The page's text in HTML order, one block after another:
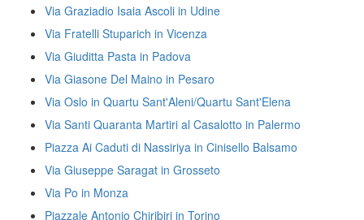
Via Graziadio Isaia Ascoli in Udine
Via Fratelli Stuparich in Vicenza
Via Giuditta Pasta in Padova
Via Giasone Del Maino in Pesaro
Via Oslo in Quartu Sant'Aleni/Quartu Sant'Elena
Via Santi Quaranta Martiri al Casalotto in Palermo
Piazza Ai Caduti di Nassiriya in Cinisello Balsamo
Via Giuseppe Saragat in Grosseto
Via Po in Monza
Piazzale Antonio Chiribiri in Torino